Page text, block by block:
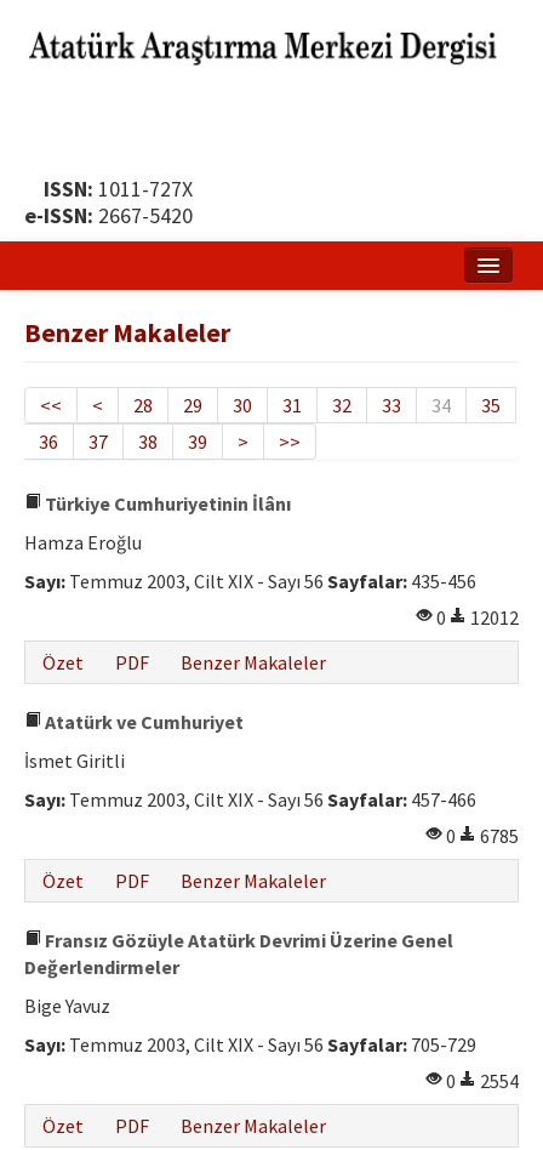
ISSN: 1011-727X
e-ISSN: 2667-5420
Yayın Politikası
Dergi Kurulları
Yayın İlkeleri
Etik İlkeler
Yazar Rehberi
Hakem Rehberi
Benzer Makaleler
<< < 28 29 30 31 32 33 34
35
36
37 38 39 > >>
Türkiye Cumhuriyetinin İlânı
Hamza Eroğlu
Sayı: Temmuz 2003, Cilt XIX - Sayı 56 Sayfalar: 435-456
0
12012
Özet
PDF Benzer Makaleler
Atatürk ve Cumhuriyet
İsmet Giritli
Sayı: Temmuz 2003, Cilt XIX - Sayı 56 Sayfalar: 457-466
0
6785
Özet
PDF Benzer Makaleler
Fransız Gözüyle Atatürk Devrimi Üzerine Genel
Değerlendirmeler
Bige Yavuz
Sayı: Temmuz 2003, Cilt XIX - Sayı 56 Sayfalar: 705-729
0
2554
Özet
PDF Benzer Makaleler